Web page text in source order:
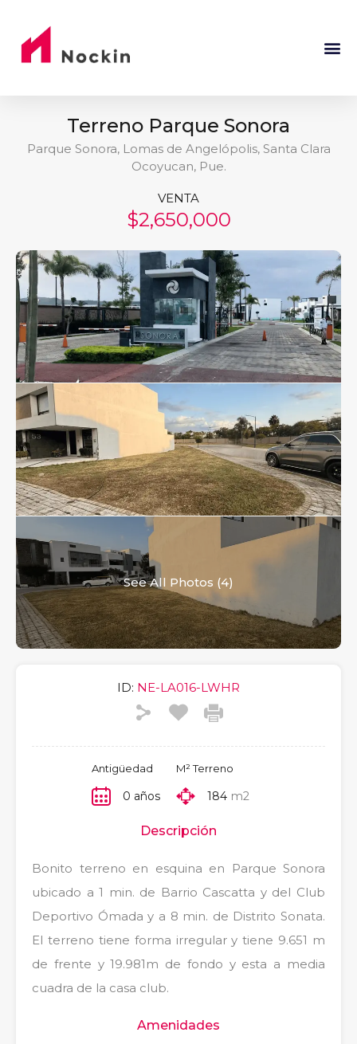
Terreno Parque Sonora
Parque Sonora, Lomas de Angelópolis, Santa Clara
Ocoyucan, Pue.
VENTA
$2,650,000
See All Photos (4)
ID: NE-LA016-LWHR
Antigüedad
0 años
M² Terreno
184 m2
Descripción
Bonito terreno en esquina en Parque Sonora
ubicado a 1 min. de Barrio Cascatta y del Club
Deportivo Ómada y a 8 min. de Distrito Sonata.
El terreno tiene forma irregular y tiene 9.651 m
de frente y 19.981m de fondo y esta a media
cuadra de la casa club.
Amenidades